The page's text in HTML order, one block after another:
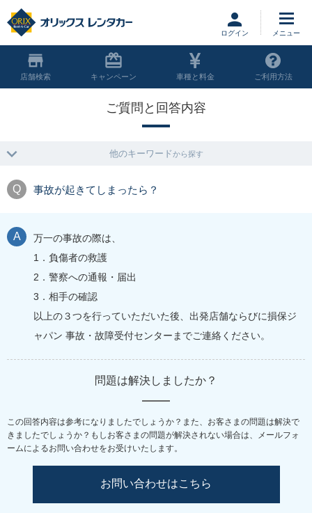
ログイン
店舗 キャンペーン 車種と料金 ご利用方法
ご質問と回答内容
他のキーワードから探す
事故が起きてしまったら？
万一の事故の際は、
1．負傷者の救護
2．警察への通報・届出
3．相手の確認
以上の３つを行っていただいた後、出発店舗ならびに損保ジ
ャパン 事故・故障受付センターまでご連絡ください。
問題は解決しましたか？
この回答内容は参考になりましたでしょうか？また、お客さまの問題は解決で
きましたでしょうか？ もしお客さまの問題が解決されない場合は、メールフォ
ームによるお問い合わせをお受けいたします。
お問い合わせはこちら